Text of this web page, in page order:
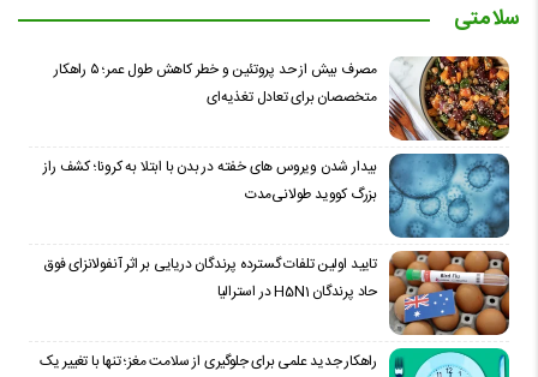
سلامتی
مصرف بیش از حد پروتئین و خطر کاهش طول عمر؛ ۵ راهکار
متخصصان برای تعادل تغذیه‌ای
بیدار شدن ویروس‌ های خفته در بدن با ابتلا به کرونا؛ کشف راز
بزرگ کووید طولانی‌مدت
تایید اولین تلفات گسترده پرندگان دریایی بر اثر آنفولانزای فوق
حاد پرندگان H5N1 در استرالیا
راهکار جدید علمی برای جلوگیری از سلامت مغز؛ تنها با تغییر یک